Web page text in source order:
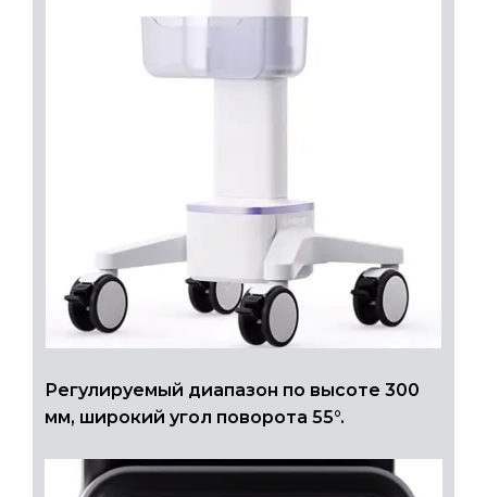
Регулируемый диапазон по высоте 300
мм, широкий угол поворота 55°.